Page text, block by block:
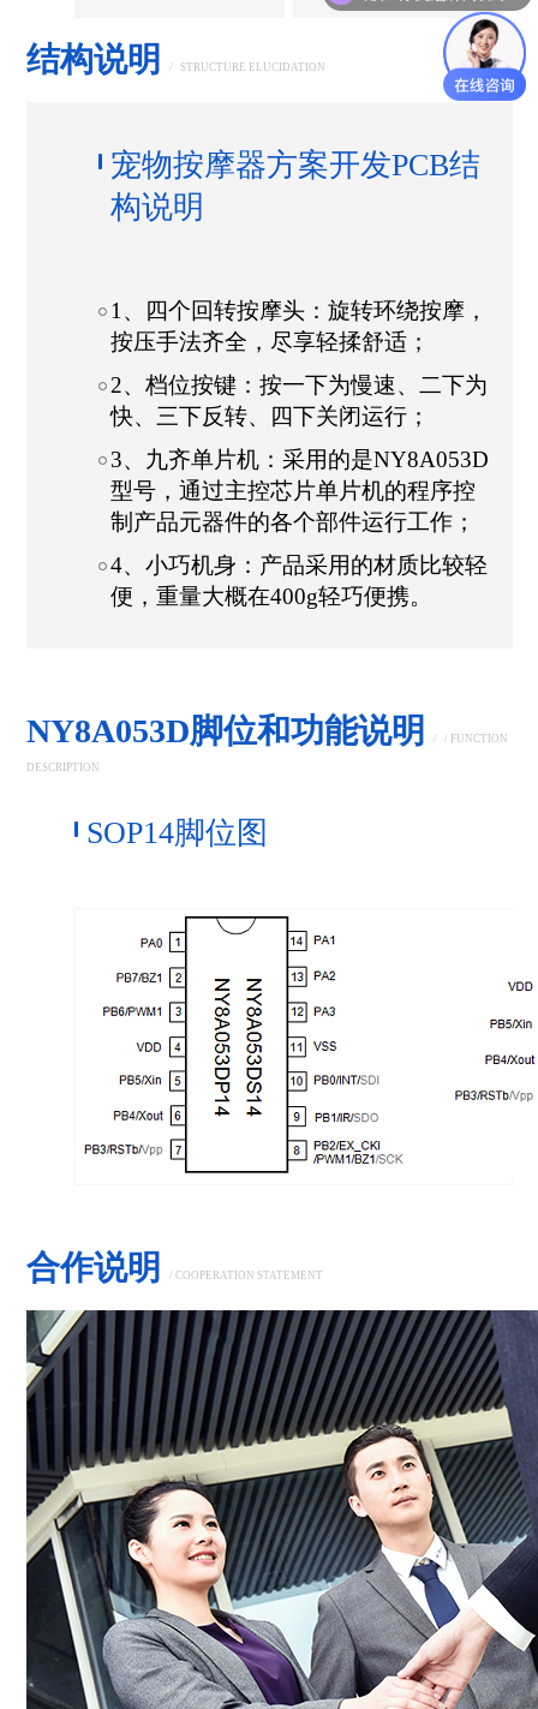
结构说明 / STRUCTURE ELUCIDATION
宠物按摩器方案开发PCB结
构说明
1、四个回转按摩头：旋转环绕按摩，
按压手法齐全，尽享轻揉舒适；
2、档位按键：按一下为慢速、二下为
快、三下反转、四下关闭运行；
3、九齐单片机：采用的是NY8A053D
型号，通过主控芯片单片机的程序控
制产品元器件的各个部件运行工作；
4、小巧机身：产品采用的材质比较轻
便，重量大概在400g轻巧便携。
NY8A053D脚位和功能说明 / / FUNCTION
DESCRIPTION
SOP14脚位图
合作说明 / COOPERATION STATEMENT